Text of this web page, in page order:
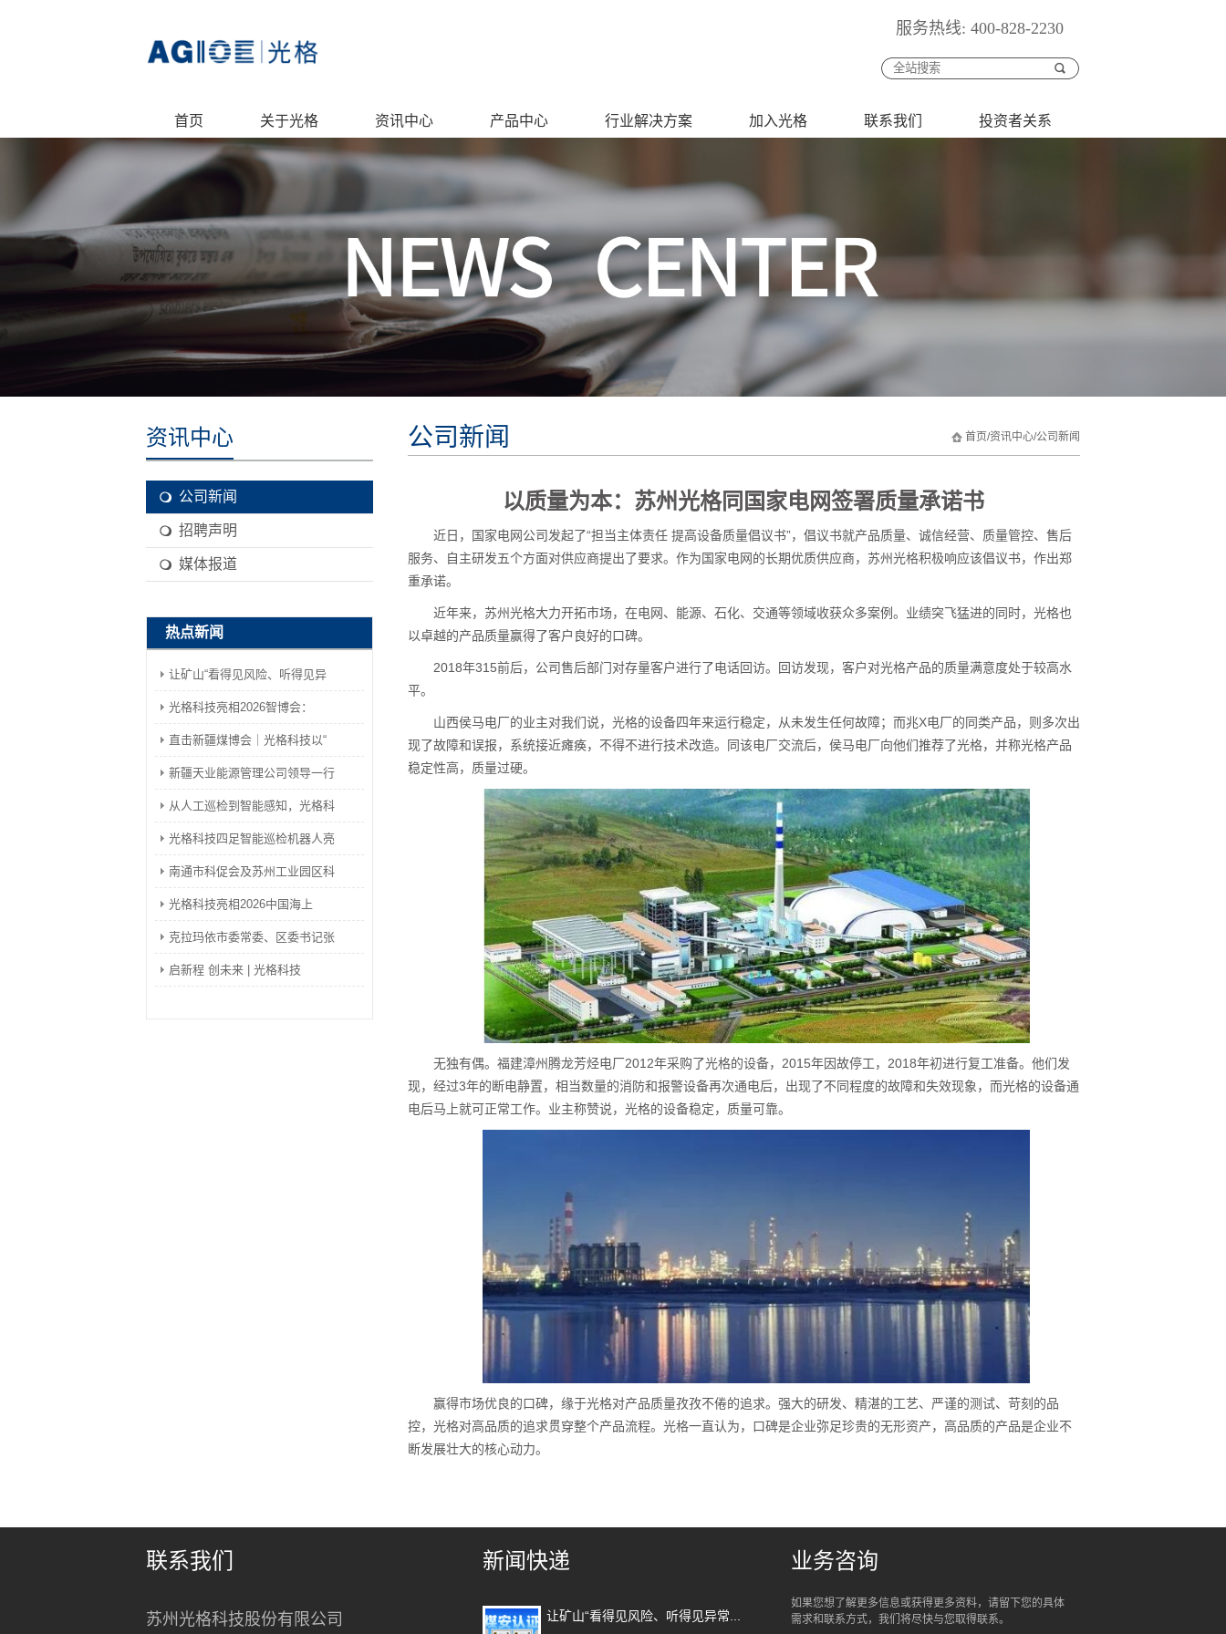
服务热线: 400-828-2230
首页 关于光格 资讯中心 产品中心 行业解决方案 加入光格 联系我们 投资者关系
资讯中心
公司新闻
招聘声明
媒体报道
热点新闻
让矿山“看得见风险、听得见异
光格科技亮相2026智博会：
直击新疆煤博会｜光格科技以“
新疆天业能源管理公司领导一行
从人工巡检到智能感知，光格科
光格科技四足智能巡检机器人亮
南通市科促会及苏州工业园区科
光格科技亮相2026中国海上
克拉玛依市委常委、区委书记张
启新程 创未来 | 光格科技
首页/资讯中心/公司新闻
公司新闻
以质量为本：苏州光格同国家电网签署质量承诺书
近日，国家电网公司发起了“担当主体责任 提高设备质量倡议书”，倡议书就产品质量、诚信经营、质量管控、售后
服务、自主研发五个方面对供应商提出了要求。作为国家电网的长期优质供应商，苏州光格积极响应该倡议书，作出郑
重承诺。
近年来，苏州光格大力开拓市场，在电网、能源、石化、交通等领域收获众多案例。业绩突飞猛进的同时，光格也
以卓越的产品质量赢得了客户良好的口碑。
2018年315前后，公司售后部门对存量客户进行了电话回访。回访发现，客户对光格产品的质量满意度处于较高水
平。
山西侯马电厂的业主对我们说，光格的设备四年来运行稳定，从未发生任何故障；而兆X电厂的同类产品，则多次出
现了故障和误报，系统接近瘫痪，不得不进行技术改造。同该电厂交流后，侯马电厂向他们推荐了光格，并称光格产品
稳定性高，质量过硬。
无独有偶。福建漳州腾龙芳烃电厂2012年采购了光格的设备，2015年因故停工，2018年初进行复工准备。他们发
现，经过3年的断电静置，相当数量的消防和报警设备再次通电后，出现了不同程度的故障和失效现象，而光格的设备通
电后马上就可正常工作。业主称赞说，光格的设备稳定，质量可靠。
赢得市场优良的口碑，缘于光格对产品质量孜孜不倦的追求。强大的研发、精湛的工艺、严谨的测试、苛刻的品
控，光格对高品质的追求贯穿整个产品流程。光格一直认为，口碑是企业弥足珍贵的无形资产，高品质的产品是企业不
断发展壮大的核心动力。
联系我们
苏州光格科技股份有限公司
新闻快递
让矿山“看得见风险、听得见异常...
业务咨询
如果您想了解更多信息或获得更多资料，请留下您的具体
需求和联系方式，我们将尽快与您取得联系。